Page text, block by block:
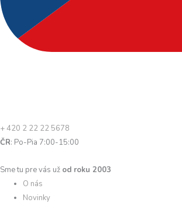
+ 420 2 22 22 5678
ČR: Po-Pia 7:00-15:00
Sme tu pre vás už od roku 2003
O nás
Novinky